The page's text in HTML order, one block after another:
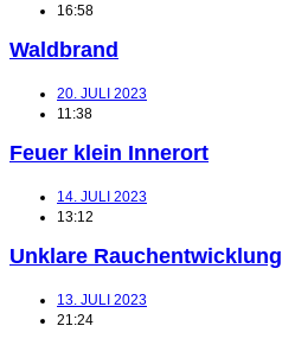
16:58
Waldbrand
20. JULI 2023
11:38
Feuer klein Innerort
14. JULI 2023
13:12
Unklare Rauchentwicklung
13. JULI 2023
21:24